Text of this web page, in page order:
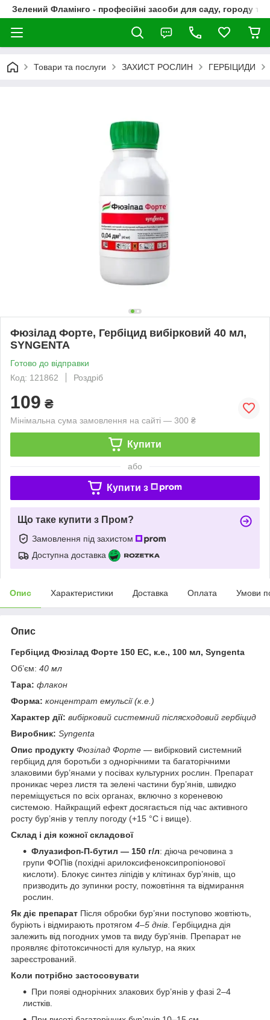
Зелений Фламінго - професійні засоби для саду, городу та
Товари та послуги ЗАХИСТ РОСЛИН ГЕРБІЦИДИ
Фюзілад Форте, Гербіцид вибірковий 40 мл,
SYNGENTA
Готово до відправки
Код: 121862
Роздріб
109 ₴
Мінімальна сума замовлення на сайті — 300 ₴
Купити
або
Купити з
Що таке купити з Пром?
Замовлення під захистом
Доступна доставка
Опис Характеристики Доставка Оплата Умови
Опис
Гербіцид Фюзілад Форте 150 ЕС, к.е., 100 мл, Syngenta
Об’єм: 40 мл
Тара: флакон
Форма: концентрат емульсії (к.е.)
Характер дії: вибірковий системний післясходовий гербіцид
Виробник: Syngenta
Опис продукту Фюзілад Форте — вибірковий системний
гербіцид для боротьби з однорічними та багаторічними
злаковими бур’янами у посівах культурних рослин. Препарат
проникає через листя та зелені частини бур’янів, швидко
переміщується по всіх органах, включно з кореневою
системою. Найкращий ефект досягається під час активного
росту бур’янів у теплу погоду (+15 °C і вище).
Склад і дія кожної складової
Флуазифоп-П-бутил — 150 г/л: діюча речовина з
групи ФОПів (похідні арилоксифеноксипропіонової
кислоти). Блокує синтез ліпідів у клітинах бур’янів, що
призводить до зупинки росту, пожовтіння та відмирання
рослин.
Як діє препарат Після обробки бур’яни поступово жовтіють,
буріють і відмирають протягом 4–5 днів . Гербіцидна дія
залежить від погодних умов та виду бур’янів. Препарат не
проявляє фітотоксичності для культур, на яких
зареєстрований.
Коли потрібно застосовувати
При появі однорічних злакових бур’янів у фазі 2–4
листків.